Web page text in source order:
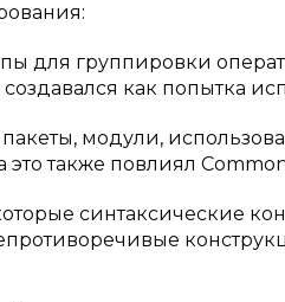
для группировки
как попытка
модули,
также повлиял
синтаксические